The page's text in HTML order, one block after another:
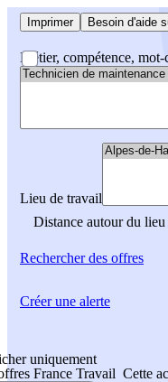
Imprimer Besoin d'aide
Métier, compétence,
Lieu de travail
Distance autour du
Rechercherdes offres
uniquement
France Travail Cette
Créer une alerte